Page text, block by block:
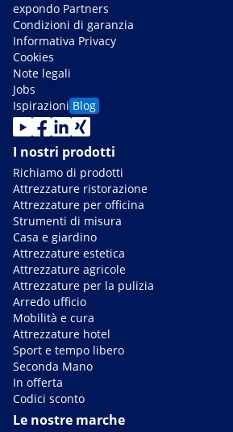
expondo Partners
Condizioni di garanzia
Informativa Privacy
Cookies
Note legali
Jobs
Ispirazioni Blog
I nostri prodotti
Richiamo di prodotti
Attrezzature ristorazione
Attrezzature per officina
Strumenti di misura
Casa e giardino
Attrezzature estetica
Attrezzature agricole
Attrezzature per la pulizia
Arredo ufficio
Mobilità e cura
Attrezzature hotel
Sport e tempo libero
Seconda Mano
In offerta
Codici sconto
Le nostre marche